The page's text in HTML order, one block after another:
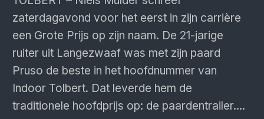
zaterdagavond voor het eerst in zijn carrière
een Grote Prijs op zijn naam. De 21-jarige
ruiter uit Langezwaaf was met zijn paard
Pruso de beste in het hoofdnummer van
Indoor Tolbert. Dat leverde hem de
traditionele hoofdprijs op: de paardentrailer....